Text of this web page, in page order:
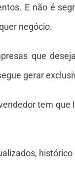
E não é
negócio.
que
gerar
tem que